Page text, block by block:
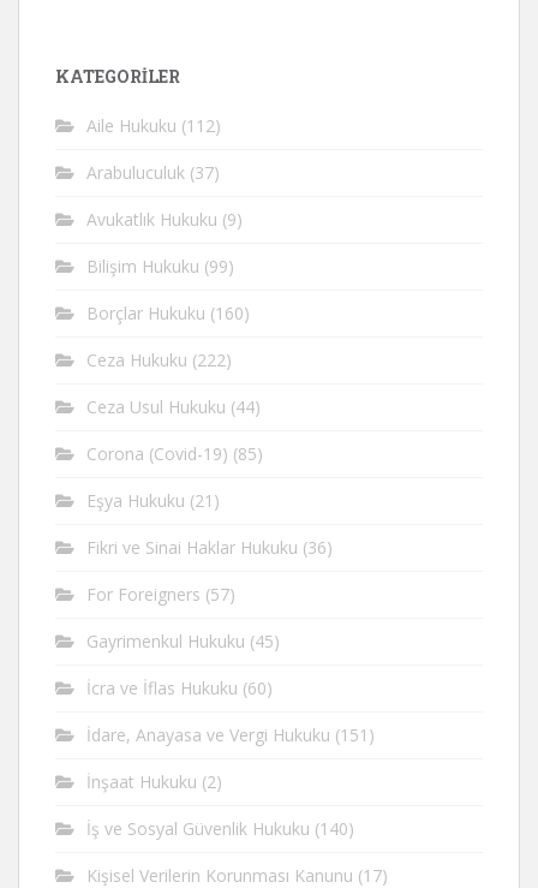
KATEGORİLER
Aile Hukuku (112)
Arabuluculuk (37)
Avukatlık Hukuku (9)
Bilişim Hukuku (99)
Borçlar Hukuku (160)
Ceza Hukuku (222)
Ceza Usul Hukuku (44)
Corona (Covid-19) (85)
Eşya Hukuku (21)
Fikri ve Sinai Haklar Hukuku (36)
For Foreigners (57)
Gayrimenkul Hukuku (45)
İcra ve İflas Hukuku (60)
İdare, Anayasa ve Vergi Hukuku (151)
İnşaat Hukuku (2)
İş ve Sosyal Güvenlik Hukuku (140)
Kişisel Verilerin Korunması Kanunu (17)